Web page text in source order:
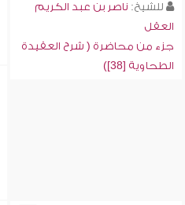
للشيخ: ناصر بن عبد الكريم
العقل
جزء من محاضرة ( شرح العقيدة
الطحاوية [38])